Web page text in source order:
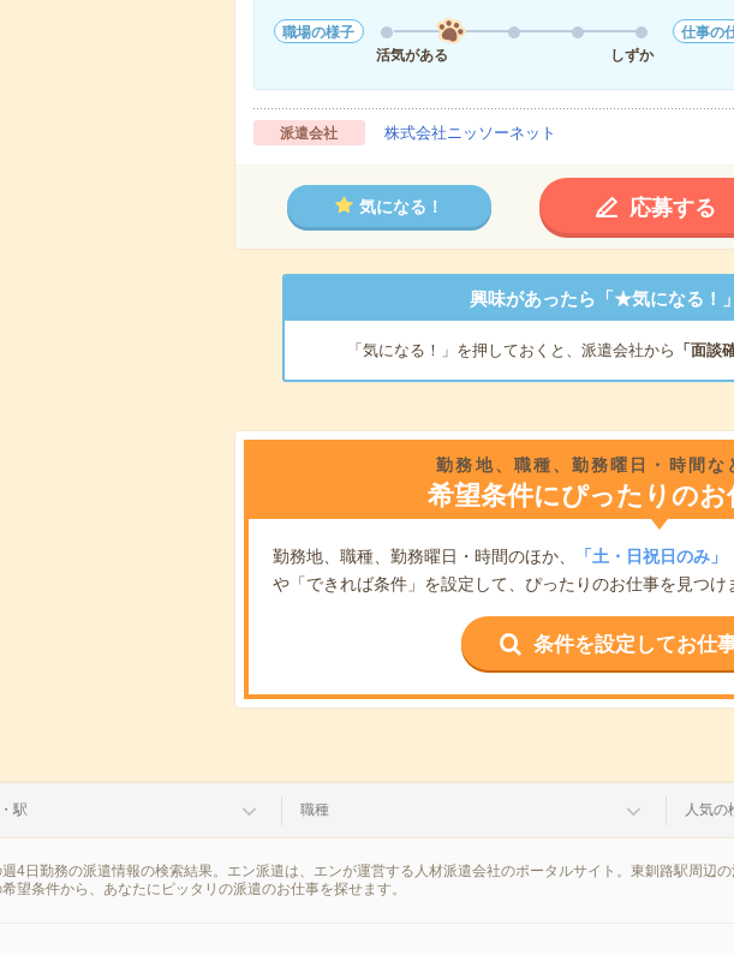
職場の様子
活気がある
しずか
仕事の
派遣会社 株式会社ニッソーネット
気になる！ 応募する
興味があったら「★気になる！
「気になる！」を押しておくと、派遣会社から 「面談
勤務地、職種、勤務曜日・時間な
希望条件にぴったりの
勤務地、職種、勤務曜日・時間のほか、 「土・日祝日のみ」
や「できれば条件」を設定して、ぴったりのお仕事を見つけ
条件を設定してお仕
駅 職種 人気の
4日勤務の派遣情報の検索結果。エン派遣は、エンが運営する人材派遣会社のポータルサイト。東釧路駅周辺
望条件から、あなたにピッタリの派遣のお仕事を探せます。